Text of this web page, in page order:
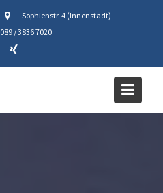
Sophienstr. 4 (Innenstadt)
089 / 3836 7020